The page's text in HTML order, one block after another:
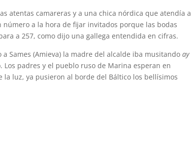
atentas camareras y a una chica nórdica que atendía a
a la hora de fijar invitados porque las bodas
a 257, como dijo una gallega entendida en cifras.
Sames (Amieva) la madre del alcalde iba musitandoay
padres y el pueblo ruso de Marina esperan en
luz, ya pusieron al borde del Báltico los bellísimos